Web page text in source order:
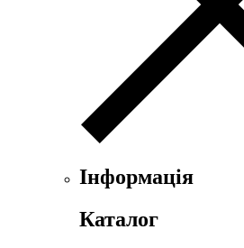
Інформація
Каталог